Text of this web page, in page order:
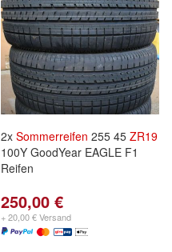
2x Sommerreifen 255 45 ZR19
100Y GoodYear EAGLE F1
Reifen
250,00 €
+ 20,00 € Versand